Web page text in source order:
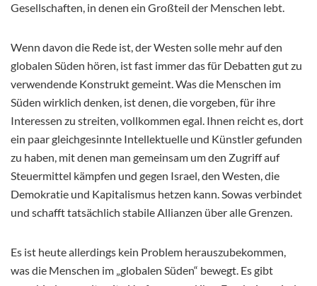
Gesellschaften, in denen ein Großteil der Menschen lebt.
Wenn davon die Rede ist, der Westen solle mehr auf den
globalen Süden hören, ist fast immer das für Debatten gut zu
verwendende Konstrukt gemeint. Was die Menschen im
Süden wirklich denken, ist denen, die vorgeben, für ihre
Interessen zu streiten, vollkommen egal. Ihnen reicht es, dort
ein paar gleichgesinnte Intellektuelle und Künstler gefunden
zu haben, mit denen man gemeinsam um den Zugriff auf
Steuermittel kämpfen und gegen Israel, den Westen, die
Demokratie und Kapitalismus hetzen kann. Sowas verbindet
und schafft tatsächlich stabile Allianzen über alle Grenzen.
Es ist heute allerdings kein Problem herauszubekommen,
was die Menschen im „globalen Süden“ bewegt. Es gibt